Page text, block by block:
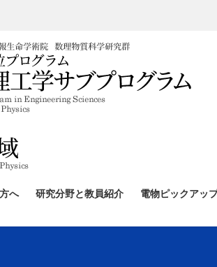
へ 研究分野と教員紹介 電物ピックアッ